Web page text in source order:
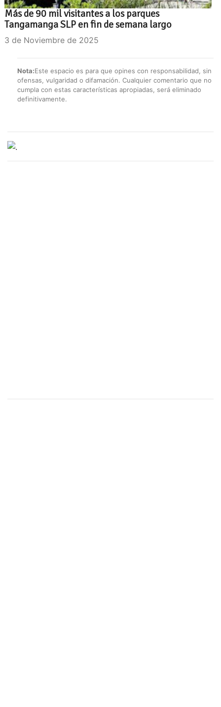
Más de 90 mil visitantes a los parques
Tangamanga SLP en fin de semana largo
3 de Noviembre de 2025
Nota:Este espacio es para que opines con responsabilidad, sin
ofensas, vulgaridad o difamación. Cualquier comentario que no
cumpla con estas características apropiadas, será eliminado
definitivamente.